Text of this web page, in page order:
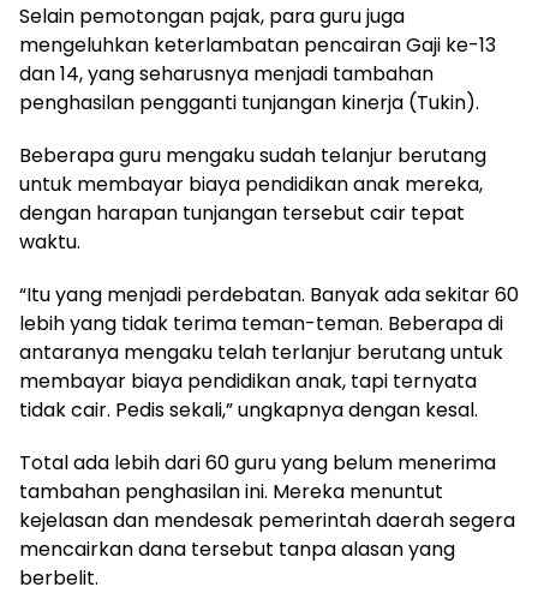
Selain pemotongan pajak, para guru juga
mengeluhkan keterlambatan pencairan Gaji ke-13
dan 14, yang seharusnya menjadi tambahan
penghasilan pengganti tunjangan kinerja (Tukin).
Beberapa guru mengaku sudah telanjur berutang
untuk membayar biaya pendidikan anak mereka,
dengan harapan tunjangan tersebut cair tepat
waktu.
“Itu yang menjadi perdebatan. Banyak ada sekitar 60
lebih yang tidak terima teman-teman. Beberapa di
antaranya mengaku telah terlanjur berutang untuk
membayar biaya pendidikan anak, tapi ternyata
tidak cair. Pedis sekali,” ungkapnya dengan kesal.
Total ada lebih dari 60 guru yang belum menerima
tambahan penghasilan ini. Mereka menuntut
kejelasan dan mendesak pemerintah daerah segera
mencairkan dana tersebut tanpa alasan yang
berbelit.